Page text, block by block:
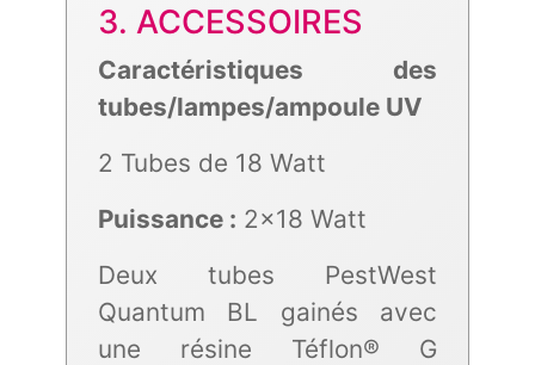
3. ACCESSOIRES
Caractéristiques des
tubes/lampes/ampoule UV
2 Tubes de 18 Watt
Puissance : 2x18 Watt
Deux tubes PestWest
Quantum BL gainés avec
une résine Téflon® G